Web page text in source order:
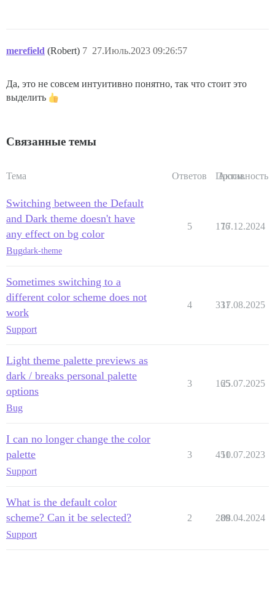
merefield (Robert) 27.Июль.2023 09:26:57
7
Да, это не совсем интуитивно понятно, так что стоит это
выделить
Связанные темы
Тема Ответов Просм.
Активность
Switching between the Default
and Dark theme doesn't have
any effect on bg color
Bugdark-theme
5 176
17.12.2024
Sometimes switching to a
different color scheme does not
work
Support
4 331
17.08.2025
Light theme palette previews as
dark / breaks personal palette
options
Bug
3 165
25.07.2025
I can no longer change the color
palette
Support
3 451
10.07.2023
What is the default color
scheme? Can it be selected?
Support
2 289
08.04.2024